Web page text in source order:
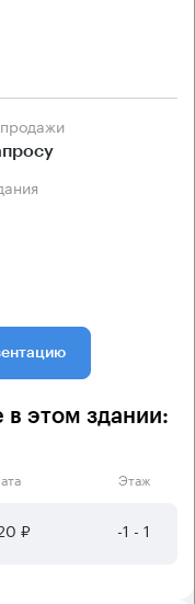
продажи
в этом здании:
Этаж
₽ -1 - 1